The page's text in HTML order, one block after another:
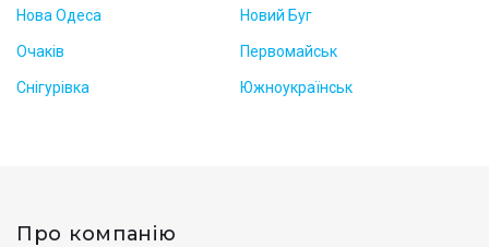
Нова Одеса Новий Буг
Очаків Первомайськ
Снігурівка Южноукраїнськ
Про компанію